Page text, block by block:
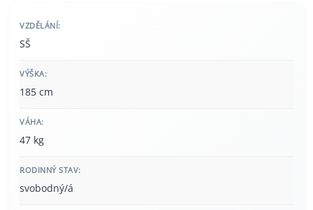
VZDĚLÁNÍ:
SŠ
VÝŠKA:
185 cm
VÁHA:
47 kg
RODINNÝ STAV:
svobodný/á